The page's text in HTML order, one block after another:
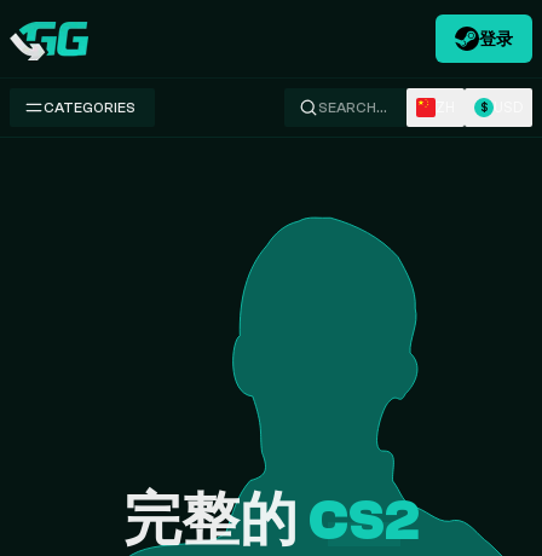
Swap.gg
登录
CATEGORIES SEARCH… $
完整的 CS2